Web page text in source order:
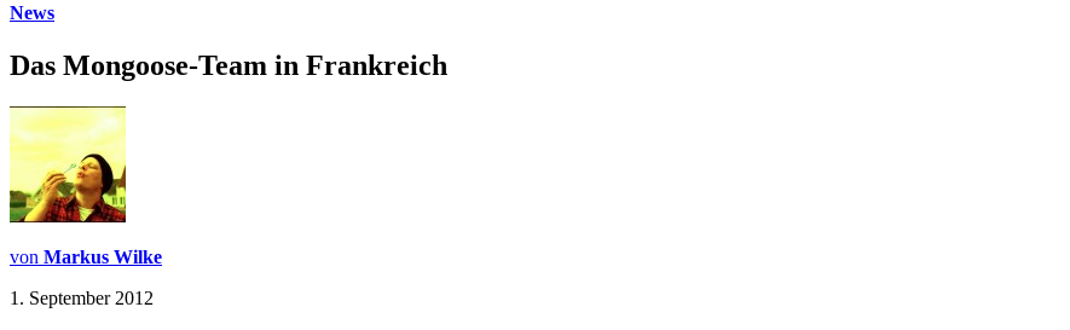
News
Das Mongoose-Team in Frankreich
von Markus Wilke
1. September 2012